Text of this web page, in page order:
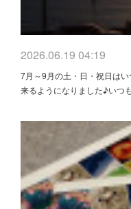
2026.06.19 04:19
7月～9月の土・日・祝日は
来るようになりました♪いつ